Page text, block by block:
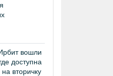
вошли
доступна
вторичку